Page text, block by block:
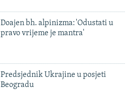
Doajen bh. alpinizma: 'Odustati u
pravo vrijeme je mantra'
Predsjednik Ukrajine u posjeti
Beogradu